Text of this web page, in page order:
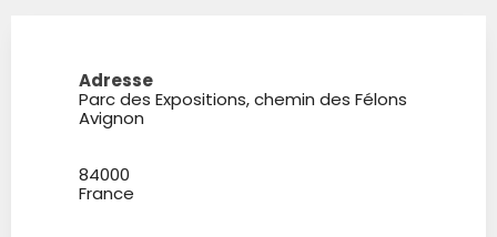
Adresse
Parc des Expositions, chemin des Félons
Avignon
84000
France